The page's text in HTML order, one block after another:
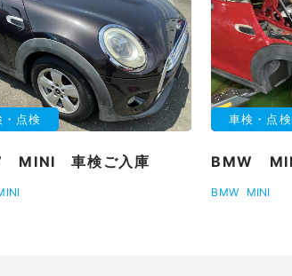
点検
MINI 車検ご入庫
車検・点検
BMW
BMW MINI